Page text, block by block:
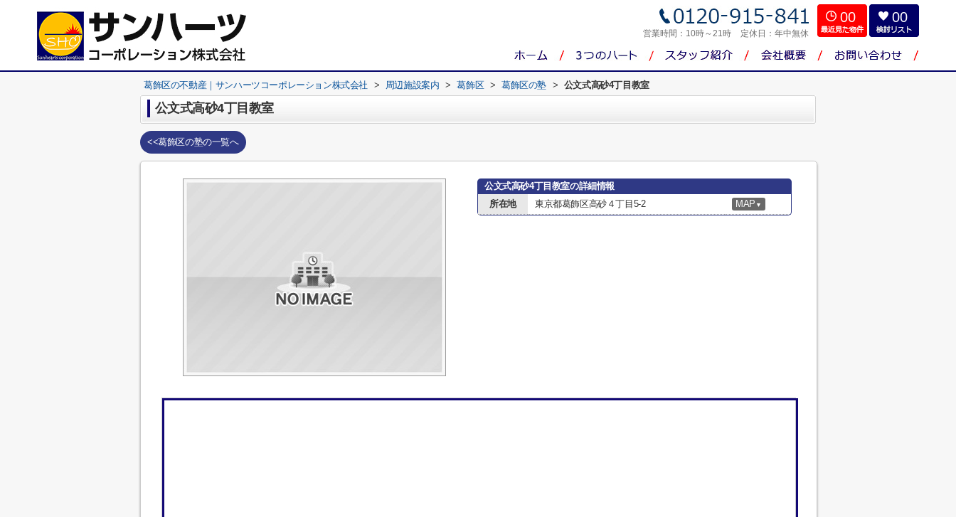
営業時間： 10時～21時 定休日： 年中無休
00 00
葛飾区の不動産｜サンハーツコーポレーション株式会社 > 周辺施設案内 > 葛飾区 > 葛飾区の塾 > 公文式高砂4丁目教室
公文式高砂4丁目教室
<<葛飾区の塾の一覧へ
公文式高砂4丁目教室の詳細情報
所在地
東京都葛飾区高砂４丁目5-2 MAP ▼